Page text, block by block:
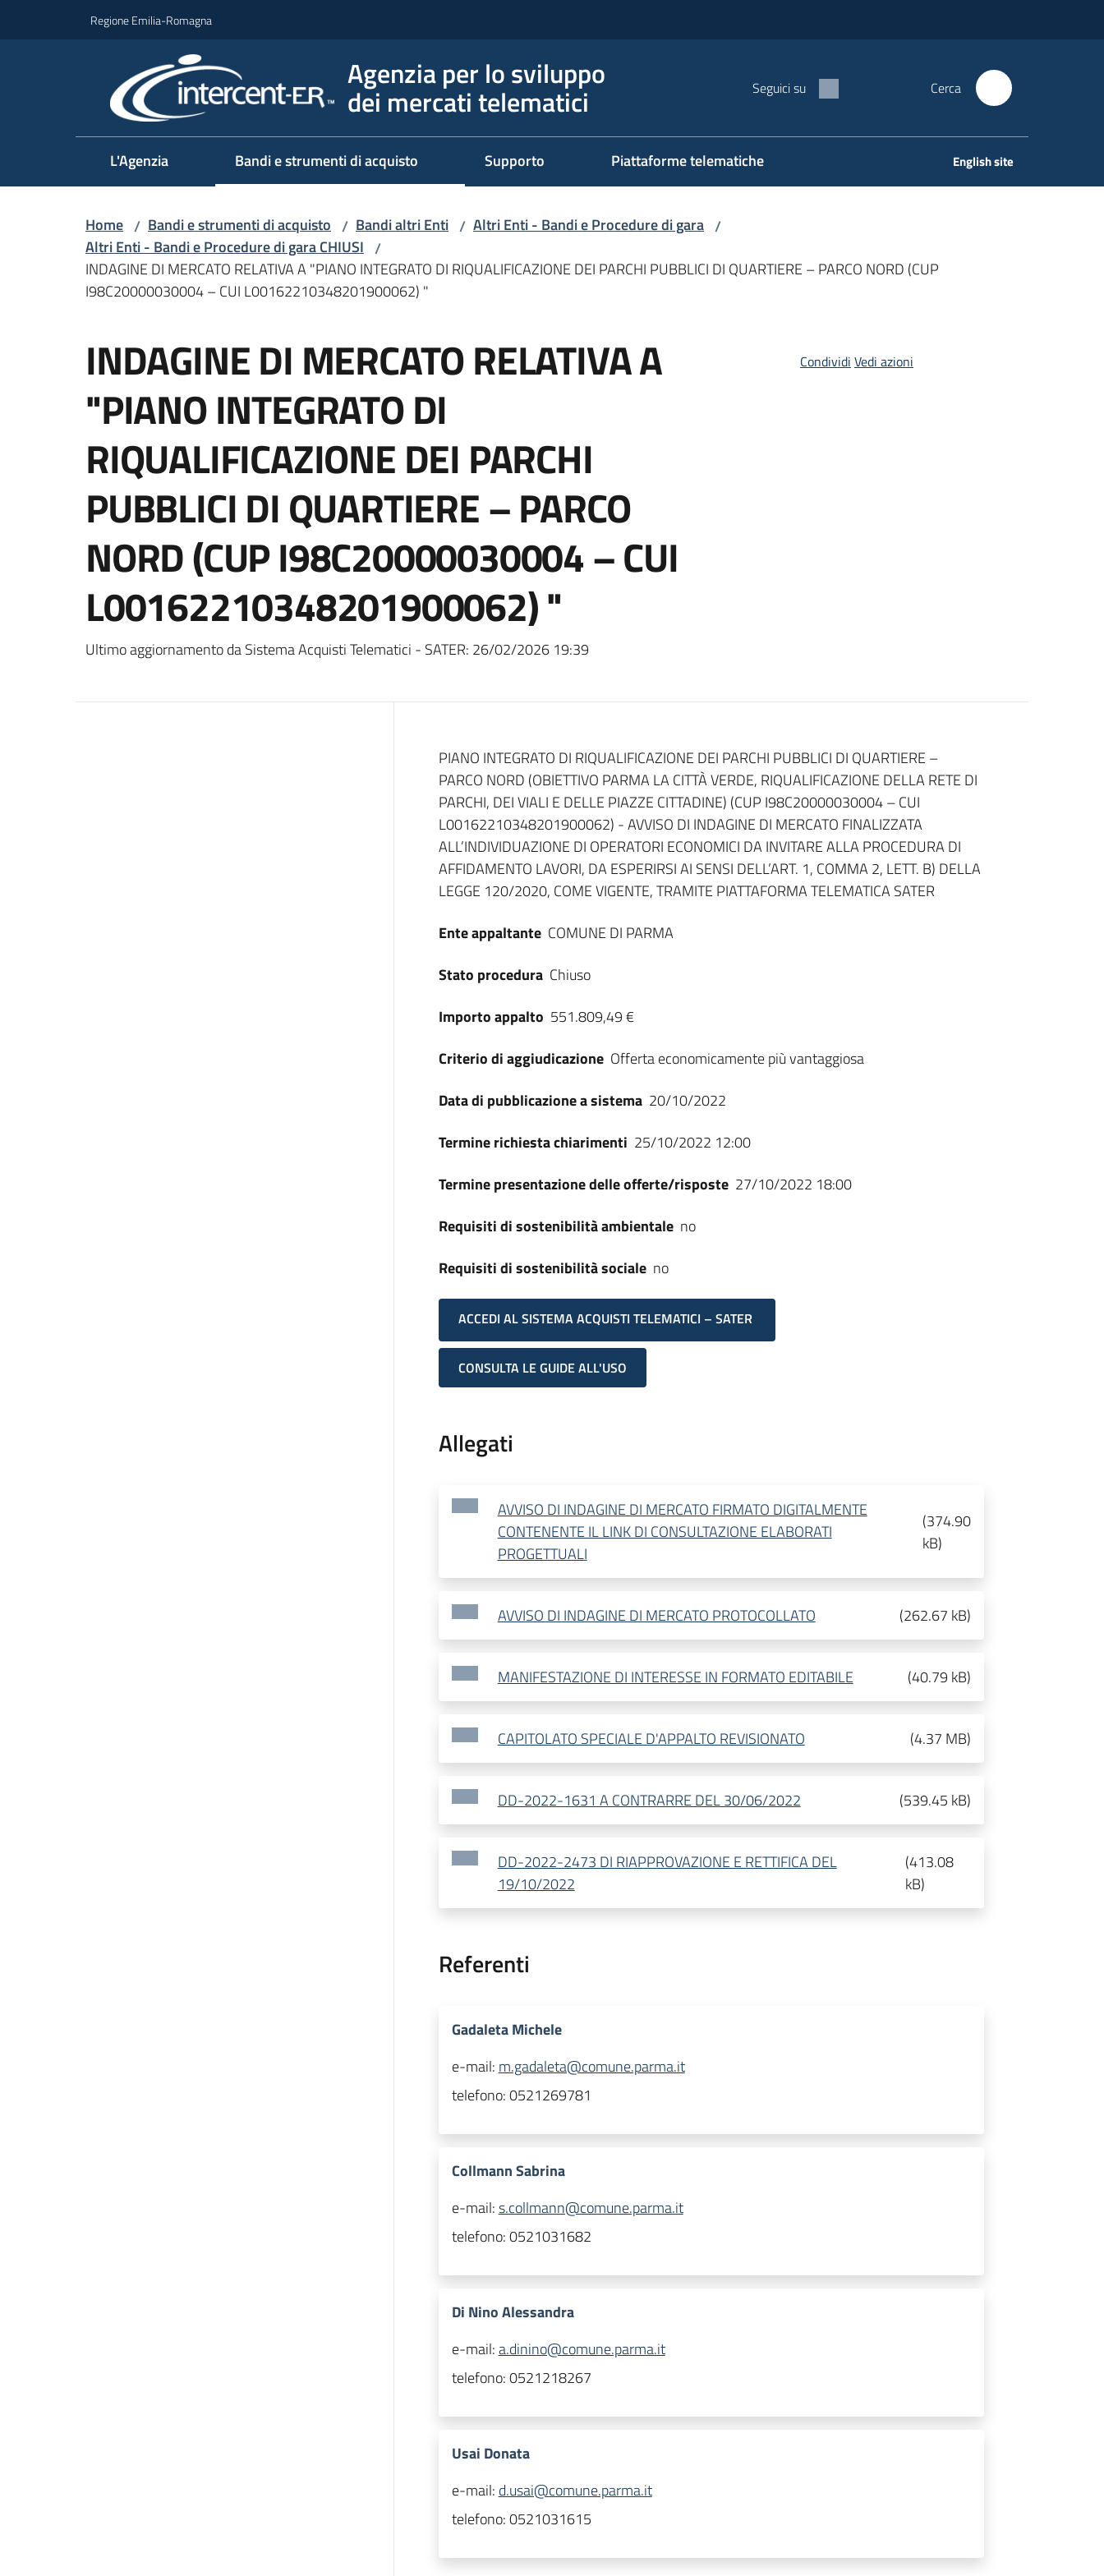
Regione Emilia-Romagna
Agenzia per lo sviluppo
dei mercati telematici Seguici su Cerca
L'Agenzia Bandi e strumenti di acquisto Supporto Piattaforme telematiche English site
Home / Bandi e strumenti di acquisto / Bandi altri Enti / Altri Enti - Bandi e Procedure di gara /
Altri Enti - Bandi e Procedure di gara CHIUSI /
INDAGINE DI MERCATO RELATIVA A "PIANO INTEGRATO DI RIQUALIFICAZIONE DEI PARCHI PUBBLICI DI QUARTIERE – PARCO NORD (CUP
I98C20000030004 – CUI L00162210348201900062) "
INDAGINE DI MERCATO RELATIVA A
"PIANO INTEGRATO DI
RIQUALIFICAZIONE DEI PARCHI
PUBBLICI DI QUARTIERE – PARCO
NORD (CUP I98C20000030004 – CUI
L00162210348201900062) "
Ultimo aggiornamento da Sistema Acquisti Telematici - SATER: 26/02/2026 19:39
Condividi Vedi azioni
Dati del bando
PIANO INTEGRATO DI RIQUALIFICAZIONE DEI PARCHI PUBBLICI DI QUARTIERE –
PARCO NORD (OBIETTIVO PARMA LA CITTÀ VERDE, RIQUALIFICAZIONE DELLA RETE DI
PARCHI, DEI VIALI E DELLE PIAZZE CITTADINE) (CUP I98C20000030004 – CUI
L00162210348201900062) - AVVISO DI INDAGINE DI MERCATO FINALIZZATA
ALL’INDIVIDUAZIONE DI OPERATORI ECONOMICI DA INVITARE ALLA PROCEDURA DI
AFFIDAMENTO LAVORI, DA ESPERIRSI AI SENSI DELL’ART. 1, COMMA 2, LETT. B) DELLA
LEGGE 120/2020, COME VIGENTE, TRAMITE PIATTAFORMA TELEMATICA SATER
Ente appaltante COMUNE DI PARMA
Stato procedura Chiuso
Importo appalto 551.809,49 €
Criterio di aggiudicazione Offerta economicamente più vantaggiosa
Data di pubblicazione a sistema 20/10/2022
Termine richiesta chiarimenti 25/10/2022 12:00
Termine presentazione delle offerte/risposte 27/10/2022 18:00
Requisiti di sostenibilità ambientale no
Requisiti di sostenibilità sociale no
ACCEDI AL SISTEMA ACQUISTI TELEMATICI – SATER
CONSULTA LE GUIDE ALL'USO
Allegati
AVVISO DI INDAGINE DI MERCATO FIRMATO DIGITALMENTE
CONTENENTE IL LINK DI CONSULTAZIONE ELABORATI
PROGETTUALI
(374.90
kB)
AVVISO DI INDAGINE DI MERCATO PROTOCOLLATO (262.67 kB)
MANIFESTAZIONE DI INTERESSE IN FORMATO EDITABILE (40.79 kB)
CAPITOLATO SPECIALE D'APPALTO REVISIONATO (4.37 MB)
DD-2022-1631 A CONTRARRE DEL 30/06/2022 (539.45 kB)
DD-2022-2473 DI RIAPPROVAZIONE E RETTIFICA DEL
19/10/2022
(413.08
kB)
Referenti
Gadaleta Michele
e-mail: m.gadaleta@comune.parma.it
telefono:0521269781
Collmann Sabrina
e-mail:s.collmann@comune.parma.it
telefono:0521031682
Di Nino Alessandra
e-mail:a.dinino@comune.parma.it
telefono:0521218267
Usai Donata
e-mail: d.usai@comune.parma.it
telefono:0521031615